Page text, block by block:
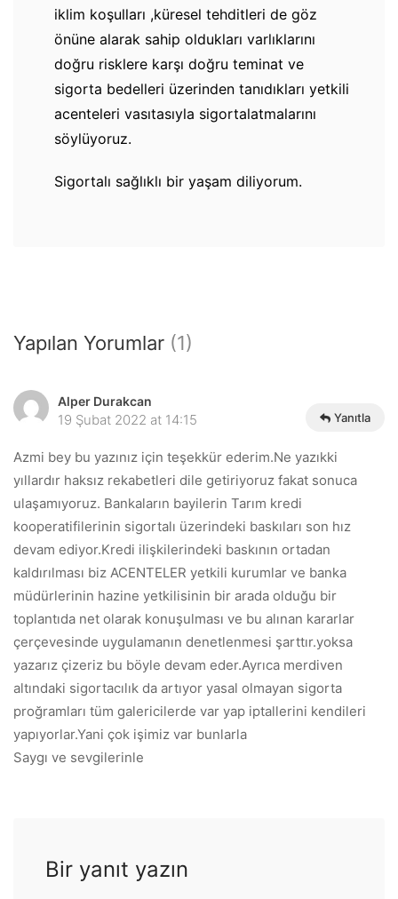
iklim koşulları ,küresel tehditleri de göz
önüne alarak sahip oldukları varlıklarını
doğru risklere karşı doğru teminat ve
sigorta bedelleri üzerinden tanıdıkları yetkili
acenteleri vasıtasıyla sigortalatmalarını
söylüyoruz.
Sigortalı sağlıklı bir yaşam diliyorum.
Yapılan Yorumlar (1)
Alper Durakcan
19 Şubat 2022 at 14:15 Yanıtla
Azmi bey bu yazınız için teşekkür ederim.Ne yazıkki
yıllardır haksız rekabetleri dile getiriyoruz fakat sonuca
ulaşamıyoruz. Bankaların bayilerin Tarım kredi
kooperatifilerinin sigortalı üzerindeki baskıları son hız
devam ediyor.Kredi ilişkilerindeki baskının ortadan
kaldırılması biz ACENTELER yetkili kurumlar ve banka
müdürlerinin hazine yetkilisinin bir arada olduğu bir
toplantıda net olarak konuşulması ve bu alınan kararlar
çerçevesinde uygulamanın denetlenmesi şarttır.yoksa
yazarız çizeriz bu böyle devam eder.Ayrıca merdiven
altındaki sigortacılık da artıyor yasal olmayan sigorta
proğramları tüm galericilerde var yap iptallerini kendileri
yapıyorlar.Yani çok işimiz var bunlarla
Saygı ve sevgilerinle
Bir yanıt yazın